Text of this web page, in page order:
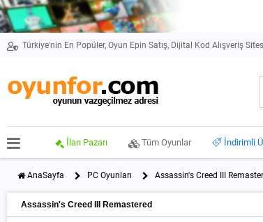
Türkiye'nin En Popüler, Oyun Epin Satış, Dijital Kod Alışveriş
İlan Pazarı Tüm Oyunlar İndirimli
AnaSayfa PC Oyunları Assassin's Creed III
Assassin's Creed III Remastered